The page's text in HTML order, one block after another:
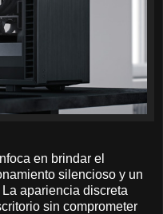
en brindar el
silencioso y un
apariencia discreta
sin comprometer